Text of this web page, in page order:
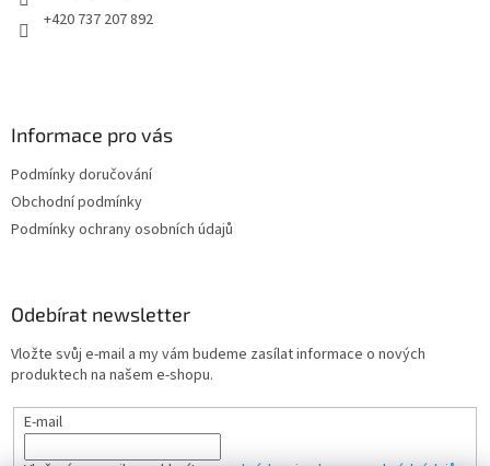
+420 737 207 892
Informace pro vás
Podmínky doručování
Obchodní podmínky
Podmínky ochrany osobních údajů
Odebírat newsletter
Vložte svůj e-mail a my vám budeme zasílat informace o nových
produktech na našem e-shopu.
E-mail